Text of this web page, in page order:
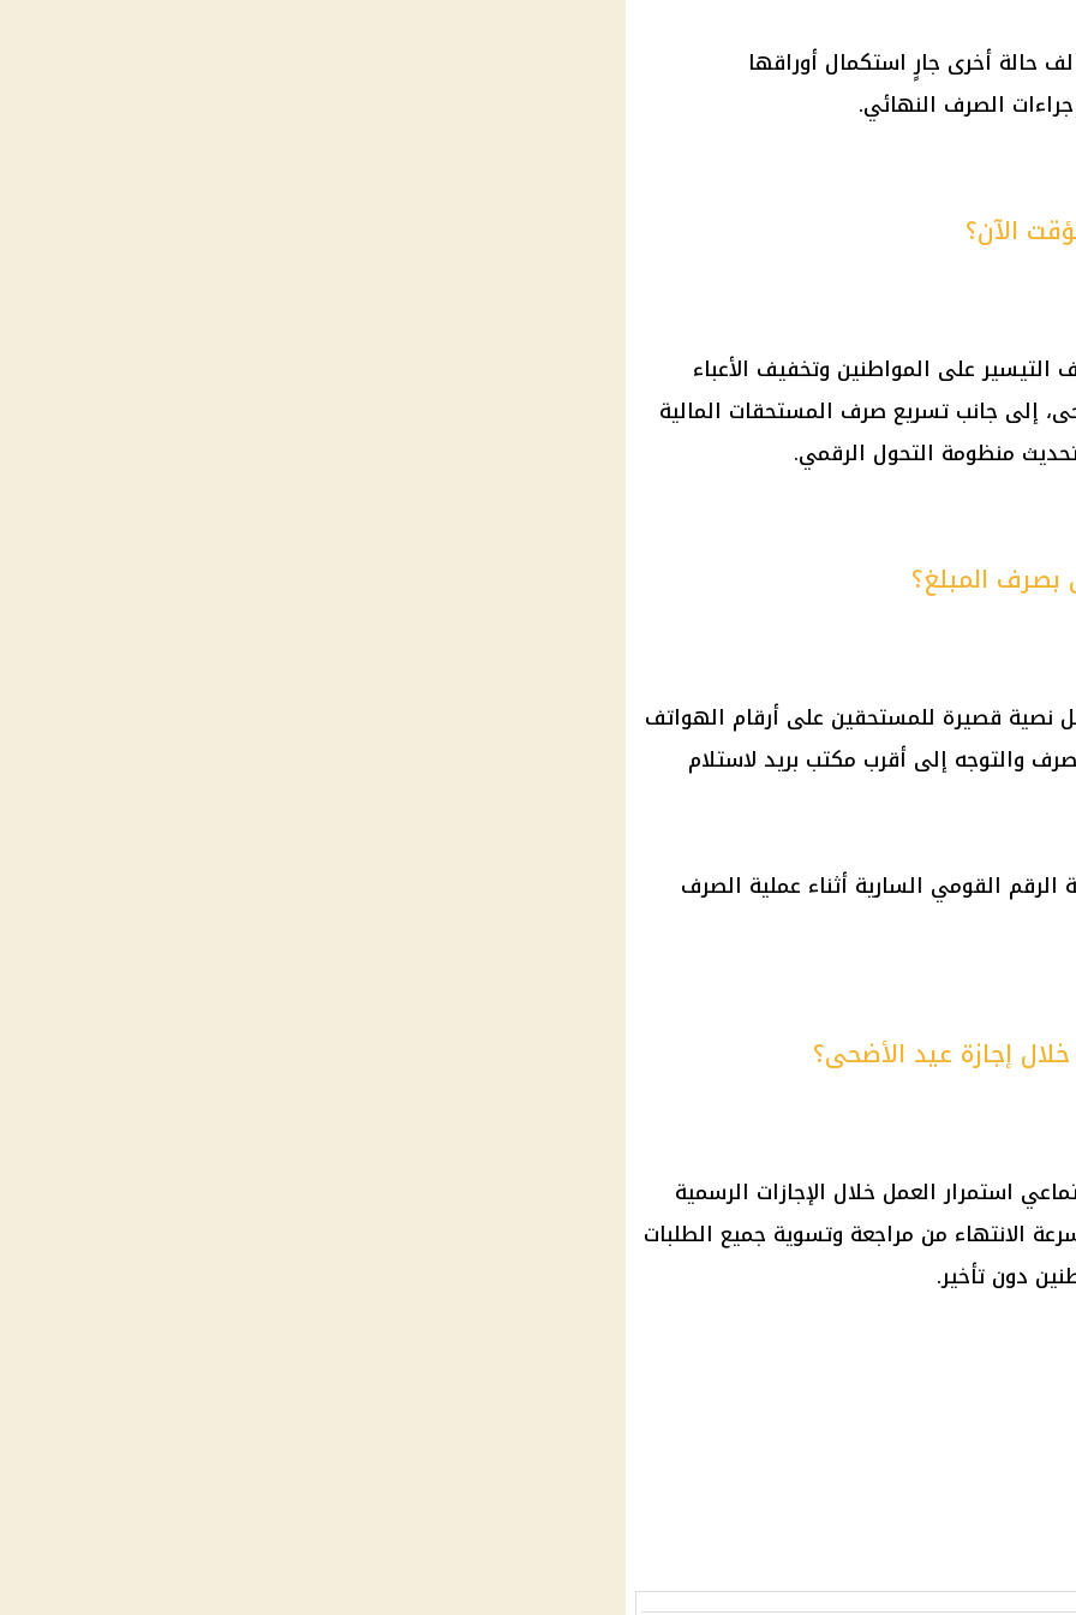
لا تزال هناك نحو 34 ألف حالة أخرى جارٍ استكمال أوراقها
الصرف النهائي.
الآن؟
على المواطنين وتخفيف الأعباء
، إلى جانب تسريع صرف المستحقات المالية
تحديث منظومة التحول الرقمي.
المبلغ؟
نصية قصيرة للمستحقين على أرقام الهواتف
والتوجه إلى أقرب مكتب بريد لاستلام
الرقم القومي السارية أثناء عملية الصرف
إجازة عيد الأضحى؟
استمرار العمل خلال الإجازات الرسمية
الانتهاء من مراجعة وتسوية جميع الطلبات
دون تأخير.